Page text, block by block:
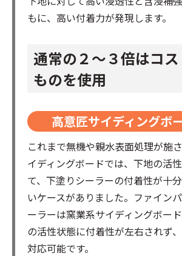
もに、高い付着力が発現します。
通常の２～３倍はコ
ものを使用
高意匠サイディングボ
これまで無機や親水表面処理が施
イディングボードでは、下地の活
て、下塗りシーラーの付着性が十
いケースがありました。ファイン
ーラーは窯業系サイディングボー
の活性状態に付着性が左右されず
対応可能です。